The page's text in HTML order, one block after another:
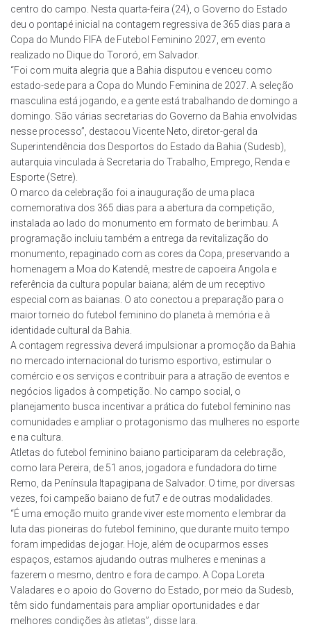
centro do campo. Nesta quarta-feira (24), o Governo do Estado
deu o pontapé inicial na contagem regressiva de 365 dias para a
Copa do Mundo FIFA de Futebol Feminino 2027, em evento
realizado no Dique do Tororó, em Salvador.
“Foi com muita alegria que a Bahia disputou e venceu como
estado-sede para a Copa do Mundo Feminina de 2027. A seleção
masculina está jogando, e a gente está trabalhando de domingo a
domingo. São várias secretarias do Governo da Bahia envolvidas
nesse processo”, destacou Vicente Neto, diretor-geral da
Superintendência dos Desportos do Estado da Bahia (Sudesb),
autarquia vinculada à Secretaria do Trabalho, Emprego, Renda e
Esporte (Setre).
O marco da celebração foi a inauguração de uma placa
comemorativa dos 365 dias para a abertura da competição,
instalada ao lado do monumento em formato de berimbau. A
programação incluiu também a entrega da revitalização do
monumento, repaginado com as cores da Copa, preservando a
homenagem a Moa do Katendê, mestre de capoeira Angola e
referência da cultura popular baiana; além de um receptivo
especial com as baianas. O ato conectou a preparação para o
maior torneio do futebol feminino do planeta à memória e à
identidade cultural da Bahia.
A contagem regressiva deverá impulsionar a promoção da Bahia
no mercado internacional do turismo esportivo, estimular o
comércio e os serviços e contribuir para a atração de eventos e
negócios ligados à competição. No campo social, o
planejamento busca incentivar a prática do futebol feminino nas
comunidades e ampliar o protagonismo das mulheres no esporte
e na cultura.
Atletas do futebol feminino baiano participaram da celebração,
como Iara Pereira, de 51 anos, jogadora e fundadora do time
Remo, da Península Itapagipana de Salvador. O time, por diversas
vezes, foi campeão baiano de fut7 e de outras modalidades.
“É uma emoção muito grande viver este momento e lembrar da
luta das pioneiras do futebol feminino, que durante muito tempo
foram impedidas de jogar. Hoje, além de ocuparmos esses
espaços, estamos ajudando outras mulheres e meninas a
fazerem o mesmo, dentro e fora de campo. A Copa Loreta
Valadares e o apoio do Governo do Estado, por meio da Sudesb,
têm sido fundamentais para ampliar oportunidades e dar
melhores condições às atletas”, disse Iara.